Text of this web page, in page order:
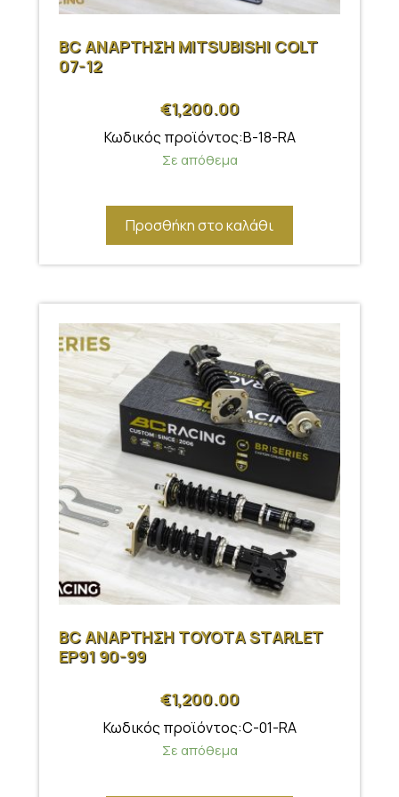
BC ΑΝΑΡΤΗΣΗ MITSUBISHI COLT
07-12
€1,200.00
Κωδικός προϊόντος:B-18-RA
Σε απόθεμα
Προσθήκη στο καλάθι
BC ΑΝΑΡΤΗΣΗ TOYOTA STARLET
EP91 90-99
€1,200.00
Κωδικός προϊόντος:C-01-RA
Σε απόθεμα